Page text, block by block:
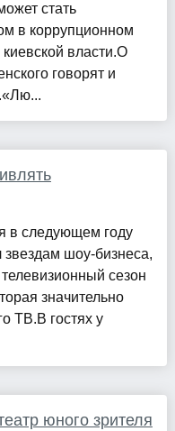
стать
в коррупционном
власти.О
говорят и
в следующем году
звездам шоу-бизнеса,
сезон
значительно
ТВ.В гостях у
юного зрителя